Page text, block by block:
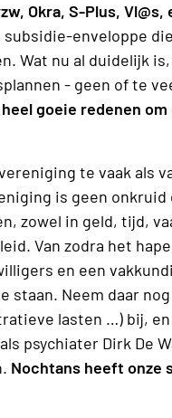
Okra, S-Plus, Vl@s,
enveloppe
Wat nu al duidelijk
- geen of te
heel goeie redenen
te vaak als
is geen
zowel in geld, tijd,
Van zodra het
en een
staan. Neem daar
lasten …) bij,
psychiater Dirk De
Nochtans heeft onze